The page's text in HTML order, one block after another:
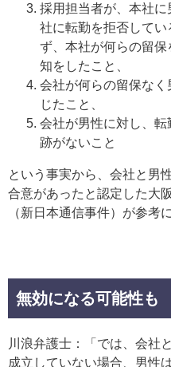
採用担当者が、本社
社に転勤を拒否して
ず、本社が何らの留
知をしたこと、
会社が何らの留保な
じたこと、
会社が男性に対し、
跡がないこと
という事実から、会社と男
合意があったと認定した大
（新日本通信事件）が参考
無効になる可能性も
川浪弁護士：「では、会社
成立していない場合、男性